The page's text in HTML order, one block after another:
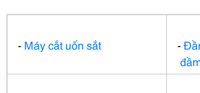
- Máy cắt uốn sắt -